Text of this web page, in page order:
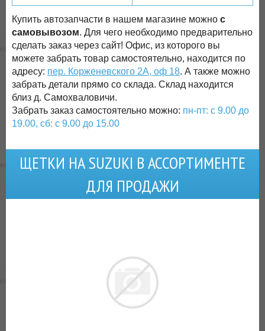
Купить автозапчасти в нашем магазине можно с
самовывозом. Для чего необходимо предварительно
сделать заказ через сайт! Офис, из которого вы
можете забрать товар самостоятельно, находится по
адресу: пер. Корженевского 2А, оф 18. А также можно
забрать детали прямо со склада. Склад находится
близ д. Самохваловичи.
Забрать заказ самостоятельно можно: пн-пт: с 9.00 до
19.00, сб: с 9.00 до 15.00
ЩЕТКИ НА SUZUKI В АССОРТИМЕНТЕ
ДЛЯ ПРОДАЖИ